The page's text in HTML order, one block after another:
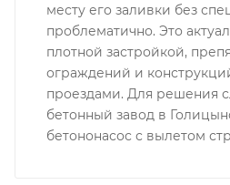
месту его заливки без
проблематично. Это
плотной застройкой,
ограждений и
проездами. Для решения
бетонный завод в
бетононасос с вылетом